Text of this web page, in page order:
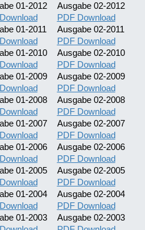
01-2012
Ausgabe 02-2012
PDF Download
01-2011
Ausgabe 02-2011
PDF Download
01-2010
Ausgabe 02-2010
PDF Download
01-2009
Ausgabe 02-2009
PDF Download
01-2008
Ausgabe 02-2008
PDF Download
01-2007
Ausgabe 02-2007
PDF Download
01-2006
Ausgabe 02-2006
PDF Download
01-2005
Ausgabe 02-2005
PDF Download
01-2004
Ausgabe 02-2004
PDF Download
01-2003
Ausgabe 02-2003